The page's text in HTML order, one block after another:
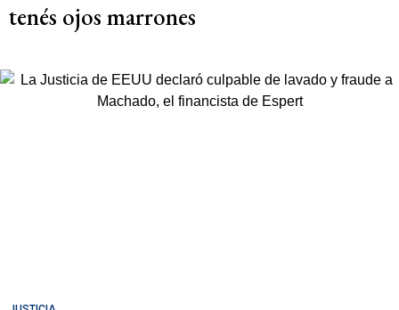
tenés ojos marrones